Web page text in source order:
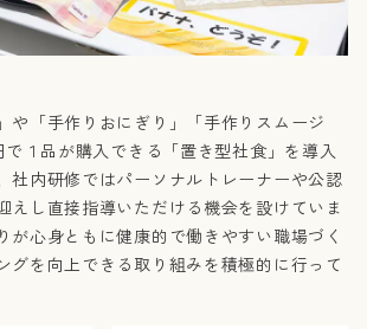
や「手作りおにぎり」「手作りスムージ
１品が購入できる「置き型社食」を導入
社内研修ではパーソナルトレーナーや公認
えし直接指導いただける機会を設けていま
が心身ともに健康的で働きやすい職場づく
グを向上できる取り組みを積極的に行って